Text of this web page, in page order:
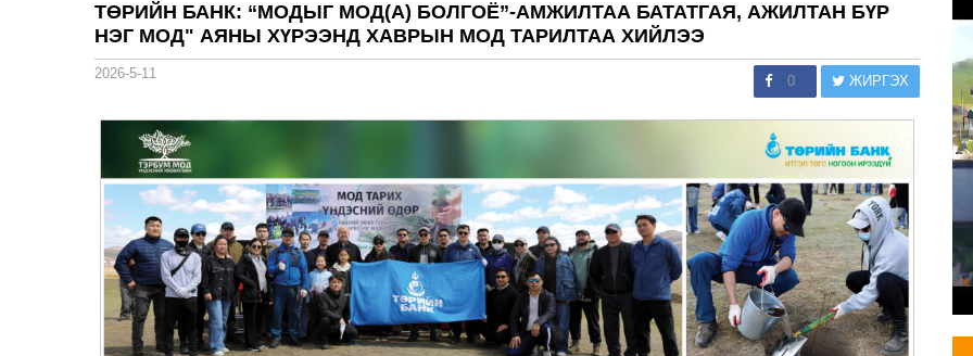
ТӨРИЙН БАНК: “МОДЫГ МОД(А) БОЛГОЁ”-АМЖИЛТАА БАТАТГАЯ, АЖИЛТАН БҮР
НЭГ МОД" АЯНЫ ХҮРЭЭНД ХАВРЫН МОД ТАРИЛТАА ХИЙЛЭЭ
2026-5-11 0 ЖИРГЭХ